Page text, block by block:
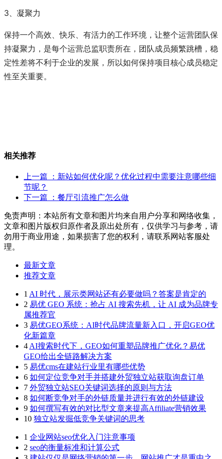
3、凝聚力
保持一个高效、快乐、有活力的工作环境，让整个运营团队保
持凝聚力，是每个运营总监职责所在，团队成员频繁跳槽，稳
定性差将不利于企业的发展，所以如何保持项目核心成员稳定
性至关重要。
相关推荐
上一篇
：新站如何优化呢？优化过程中需要注意哪些细
节呢？
下一篇
：餐厅引流推广怎么做
免责声明：本站所有文章和图片均来自用户分享和网络收集，
文章和图片版权归原作者及原出处所有，仅供学习与参考，请
勿用于商业用途，如果损害了您的权利，请联系网站客服处
理。
最新文章
推荐文章
1 AI 时代，展示类网站还有必要做吗？答案是肯定的
2 易优 GEO 系统：抢占 AI 搜索先机，让 AI 成为品牌专
属推荐官
3 易优GEO系统：AI时代品牌流量新入口，开启GEO优
化新篇章
4 AI搜索时代下，GEO如何重塑品牌推广优化？易优
GEO给出全链路解决方案
5 易优cms在建站行业里有哪些优势
6 如何定位竞争对手并搭建外贸独立站获取询盘订单
7 外贸独立站SEO关键词选择的原则与方法
8 如何断竞争对手的外链质量并进行有效的外链建设
9 如何撰写有效的对比型文章来提高Affiliate营销效果
10 独立站发掘低竞争关键词的思考
1 企业网站seo优化入门注意事项
2 seo的衡量标准和计算公式